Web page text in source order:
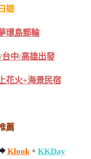
遊
環島郵輪
中/高雄出發
花火+海景民宿
薦
Klook。 KKDay